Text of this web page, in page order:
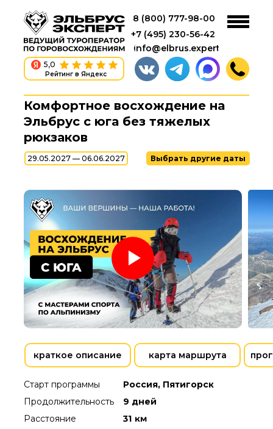
info@elbrus.expert
+7 (495) 230-56-42
8 (800) 777-98-00
5,0
Рейтинг в Яндекс
Комфортное восхождение на
Эльбрус с юга без тяжелых
рюкзаков
29.05.2027 — 06.06.2027 Выбрать другие даты
карта маршрута
краткое описание
9 дней
Продолжительность
31 км
Расстояние
Старт программы Россия, Пятигорск